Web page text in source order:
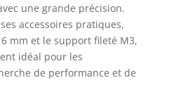
une grande précision.
accessoires pratiques,
mm et le support fileté M3,
idéal pour les
de performance et de